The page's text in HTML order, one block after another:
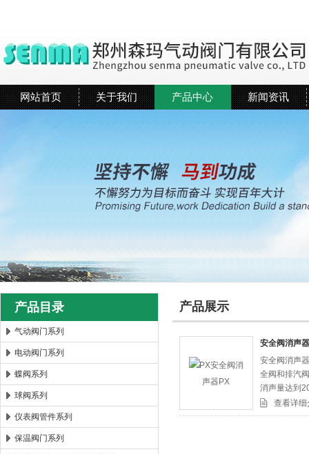
郑州森玛自控阀门有限公司
网站首页 关于我们 产品中心 新闻资讯
产品目录
气动阀门系列
电动阀门系列
蝶阀系列
球阀系列
仪表阀管件系列
保温阀门系列
产品展示
安全阀消声
安全阀消声
全阀和排汽
消声量达到
查看详细